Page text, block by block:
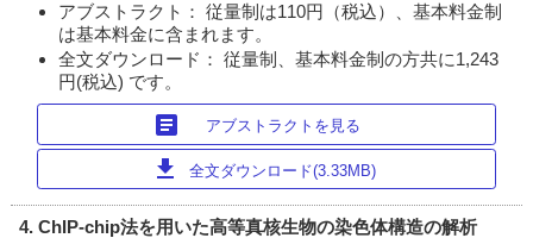
アブストラクト： 従量制は110円（税込）、基本料金制
は基本料金に含まれます。
全文ダウンロード： 従量制、基本料金制の方共に1,243
円(税込) です。
article アブストラクトを見る
download 全文ダウンロード(3.33MB)
4. ChIP-chip法を用いた高等真核生物の染色体構造の解析